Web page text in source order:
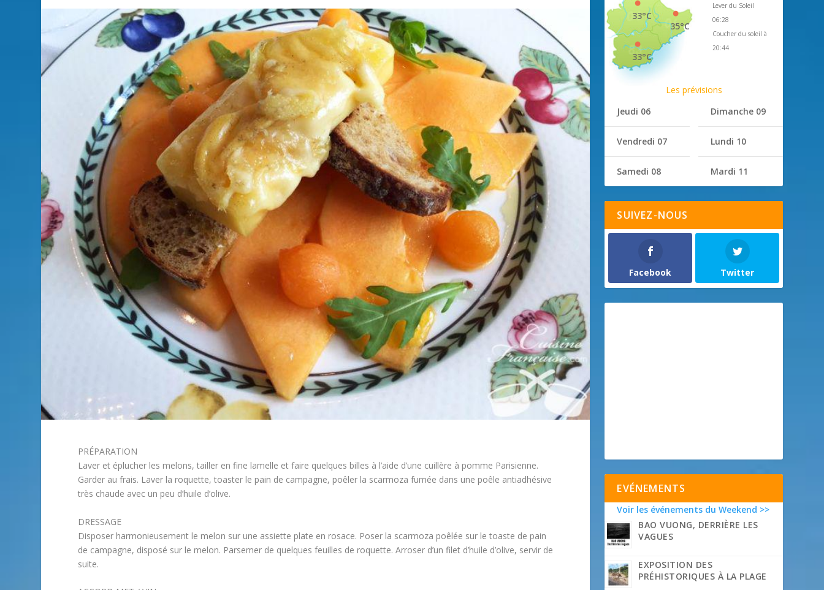
PRÉPARATION
Laver et éplucher les melons, tailler en fine lamelle et faire quelques billes à l’aide d’une cuillère à pomme Parisienne.
Garder au frais. Laver la roquette, toaster le pain de campagne, poêler la scarmoza fumée dans une poêle antiadhésive
très chaude avec un peu d’huile d’olive.
DRESSAGE
Disposer harmonieusement le melon sur une assiette plate en rosace. Poser la scarmoza poêlée sur le toaste de pain
de campagne, disposé sur le melon. Parsemer de quelques feuilles de roquette. Arroser d’un filet d’huile d’olive, servir de
suite.
35°C
33°C
33°C
Lever du Soleil
06:28
Coucher du soleil à
20:44
Les prévisions
Jeudi 06
Vendredi 07
Samedi 08
Dimanche 09
Lundi 10
Mardi 11
SUIVEZ-NOUS
Facebook Twitter
EVÉNEMENTS
Voir les événements du Weekend >>
BAO VUONG, DERRIÈRE LES
VAGUES
EXPOSITION DES
PRÉHISTORIQUES À LA PLAGE